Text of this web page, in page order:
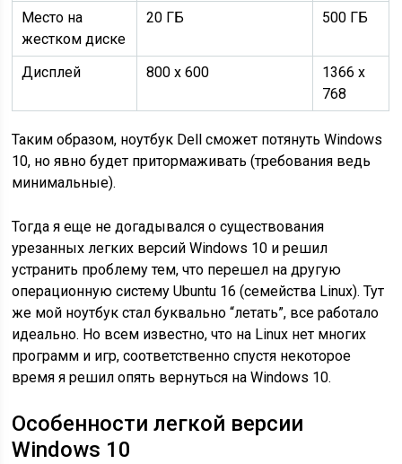
Место на
жестком диске
20 ГБ 500 ГБ
Дисплей 800 x 600
1366 x
768
Таким образом, ноутбук Dell сможет потянуть Windows
10, но явно будет притормаживать (требования ведь
минимальные).
Тогда я еще не догадывался о существования
урезанных легких версий Windows 10 и решил
устранить проблему тем, что перешел на другую
операционную систему Ubuntu 16 (семейства Linux). Тут
же мой ноутбук стал буквально “летать”, все работало
идеально. Но всем известно, что на Linux нет многих
программ и игр, соответственно спустя некоторое
время я решил опять вернуться на Windows 10.
Особенности легкой версии
Windows 10